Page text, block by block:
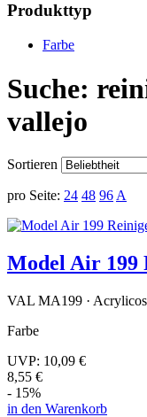
Produkttyp
Farbe
Suche:
vallejo
Sortieren
pro Seite: 24 48 96 A
Model Air 199
VAL MA199 ·
Farbe
UVP: 10,09 €
8,55 €
- 15%
in den Warenkorb